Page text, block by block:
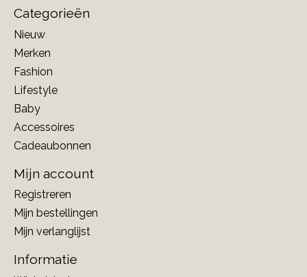
Categorieën
Nieuw
Merken
Fashion
Lifestyle
Baby
Accessoires
Cadeaubonnen
Mijn account
Registreren
Mijn bestellingen
Mijn verlanglijst
Informatie